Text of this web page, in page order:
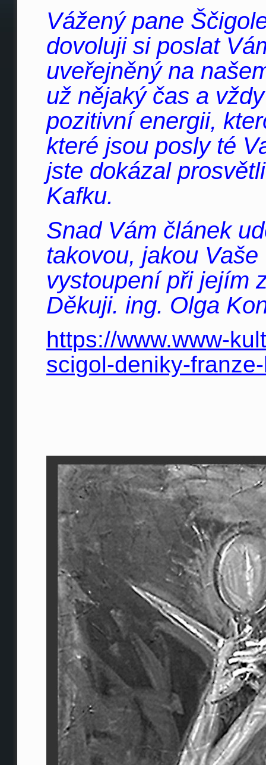
Vážený pane
dovoluji si poslat
uveřejněný na
už nějaký čas a
pozitivní energii,
které jsou posly té
jste dokázal
Kafku.
Snad Vám článek
takovou, jakou
vystoupení při jejím
Děkuji. ing. Olga
https://www.www-
scigol-deniky-